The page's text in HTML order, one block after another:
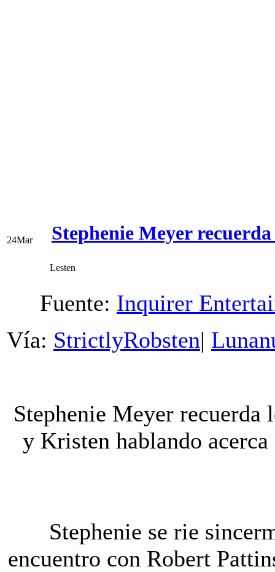
24Mar Stephenie Meyer
Lesten
Fuente: Inquirer
Vía: StrictlyRobsten|
Stephenie Meyer recuerda
y Kristen hablando
Stephenie se rie
encuentro con Robert